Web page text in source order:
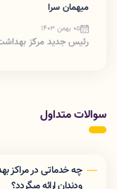
میهمان سرا
05 بهمن 1403
رئیس جدید مرکز
سوالات متداول
چه خدماتی در مراکز